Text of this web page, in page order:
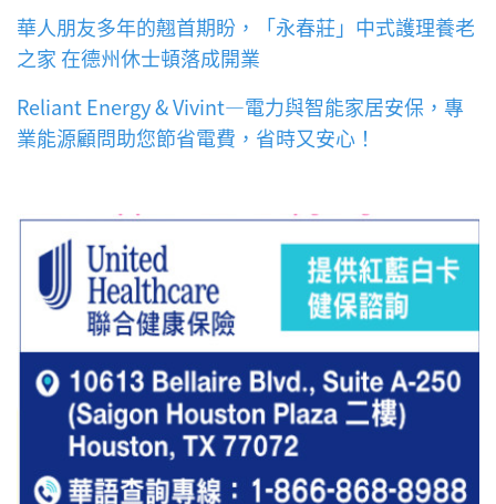
華人朋友多年的翹首期盼，「永春莊」中式護理養老
之家 在德州休士頓落成開業
Reliant Energy & Vivint—電力與智能家居安保，專
業能源顧問助您節省電費，省時又安心！